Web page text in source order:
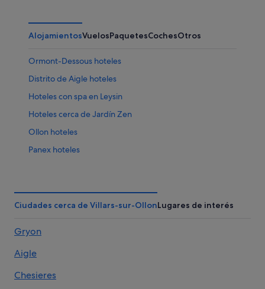
AlojamientosVuelosPaquetesCochesOtros
Ormont-Dessous hoteles
Distrito de Aigle hoteles
Hoteles con spa en Leysin
Hoteles cerca de Jardín Zen
Ollon hoteles
Panex hoteles
Villars-Sur-Ollon hoteles
Ormont-Dessus hoteles
Le Sepey hoteles
Hoteles cerca de Estación de esquí Villars - Gryon
Ciudades cerca de Villars-sur-OllonLugares de interés
Gryon
Aigle
Chesieres